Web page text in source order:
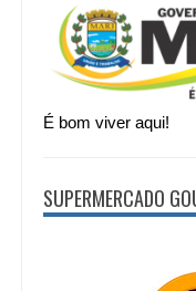
É bom viver aqui!
SUPERMERCADO